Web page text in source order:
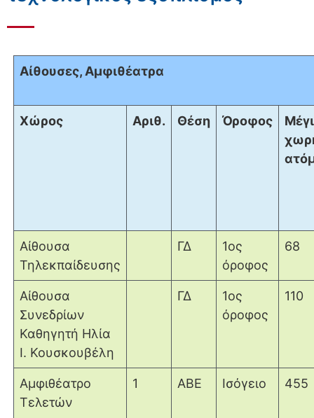
Αίθουσες, Αμφιθέατρα
Χώρος Αριθ. Θέση Όροφος
Αίθουσα
Τηλεκπαίδευσης
ΓΔ
1ος
όροφος
68
Αίθουσα
Συνεδρίων
Καθηγητή Ηλία
Ι. Κουσκουβέλη
ΓΔ
1ος
όροφος
110
Αμφιθέατρο
Τελετών
1 ΑΒΕ Ισόγειο 455